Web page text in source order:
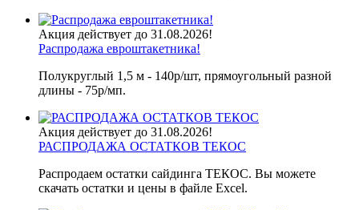
Акция действует до 31.08.2026!
Распродажа евроштакетника!
Полукруглый 1,5 м - 140р/шт, прямоугольный разной
длины - 75р/мп.
Акция действует до 31.08.2026!
РАСПРОДАЖА ОСТАТКОВ ТЕКОС
Распродаем остатки сайдинга ТЕКОС. Вы можете
скачать остатки и цены в файле Excel.